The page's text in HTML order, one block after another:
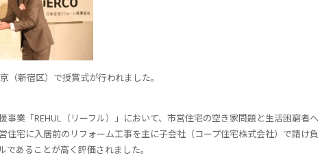
（新宿区）で授賞式が行われました。
事業「REHUL（リーフル）」において、市営住宅の空き家問題と生活困窮者へ
住宅に入居前のリフォーム工事を主に子会社（コープ住宅株式会社）で請け負
あることが高く評価されました。